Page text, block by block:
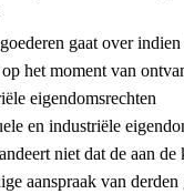
gaat over
het moment van
eigendomsrechten
en industriële
niet dat de aan
aanspraak van